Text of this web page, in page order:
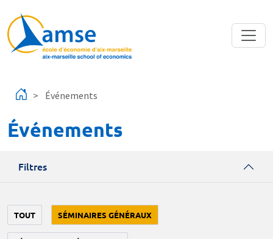
Événements
Événements
Filtres
TOUT SÉMINAIRES GÉNÉRAUX